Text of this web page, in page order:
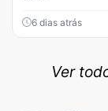
6 dias atrás
Ver